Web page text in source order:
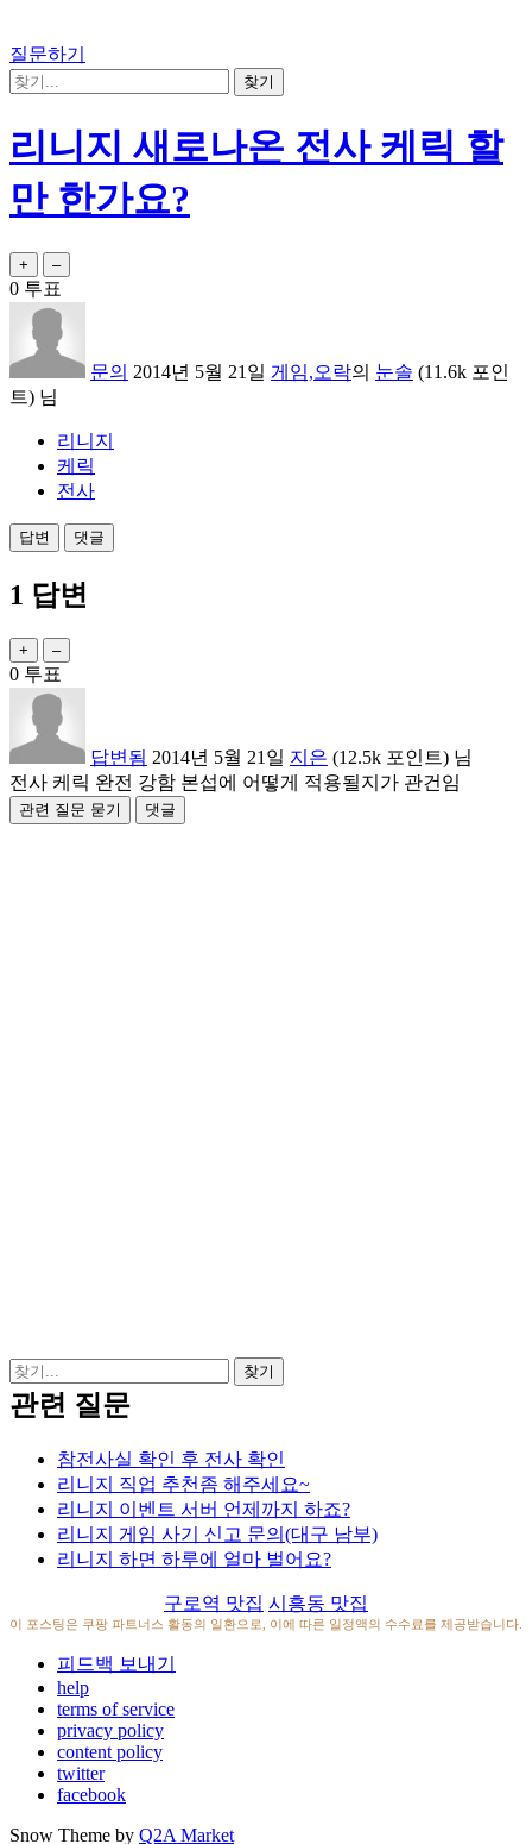
질문하기
리니지 새로나온 전사 케릭 할
만 한가요?
0 투표
문의 2014년 5월 21일 게임,오락의 눈솔 (11.6k 포인
트) 님
리니지
케릭
전사
1 답변
0 투표
답변됨 2014년 5월 21일 지은 (12.5k 포인트) 님
전사 케릭 완전 강함 본섭에 어떻게 적용될지가 관건임
관련 질문
참전사실 확인 후 전사 확인
리니지 직업 추천좀 해주세요~
리니지 이벤트 서버 언제까지 하죠?
리니지 게임 사기 신고 문의(대구 남부)
리니지 하면 하루에 얼마 벌어요?
구로역 맛집 시흥동 맛집
이 포스팅은 쿠팡 파트너스 활동의 일환으로, 이에 따른 일정액의 수수료를 제공받습니다.
피드백 보내기
help
terms of service
privacy policy
content policy
twitter
facebook
Snow Theme by Q2A Market